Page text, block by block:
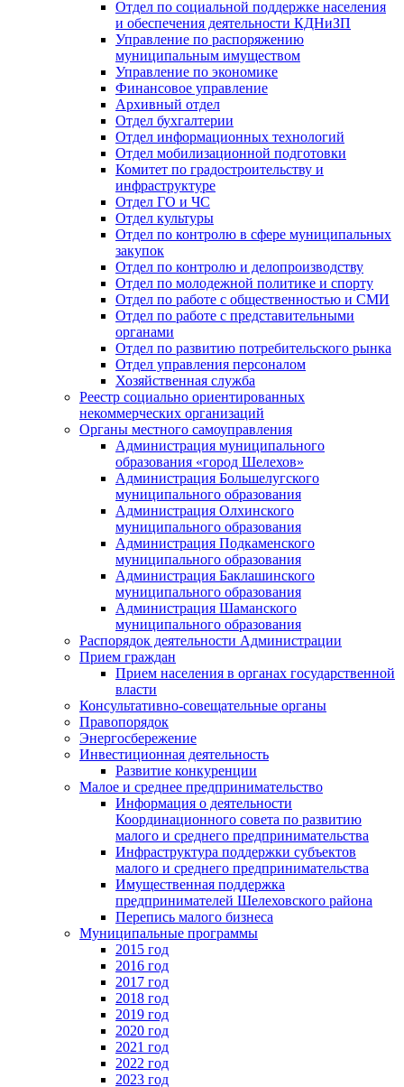
Отдел по социальной поддержке населения
и обеспечения деятельности КДНиЗП
Управление по распоряжению
муниципальным имуществом
Управление по экономике
Финансовое управление
Архивный отдел
Отдел бухгалтерии
Отдел информационных технологий
Отдел мобилизационной подготовки
Комитет по градостроительству и
инфраструктуре
Отдел ГО и ЧС
Отдел культуры
Отдел по контролю в сфере муниципальных
закупок
Отдел по контролю и делопроизводству
Отдел по молодежной политике и спорту
Отдел по работе с общественностью и СМИ
Отдел по работе с представительными
органами
Отдел по развитию потребительского рынка
Отдел управления персоналом
Хозяйственная служба
Реестр социально ориентированных
некоммерческих организаций
Органы местного самоуправления
Администрация муниципального
образования «город Шелехов»
Администрация Большелугского
муниципального образования
Администрация Олхинского
муниципального образования
Администрация Подкаменского
муниципального образования
Администрация Баклашинского
муниципального образования
Администрация Шаманского
муниципального образования
Распорядок деятельности Администрации
Прием граждан
Прием населения в органах государственной
власти
Консультативно-совещательные органы
Правопорядок
Энергосбережение
Инвестиционная деятельность
Развитие конкуренции
Малое и среднее предпринимательство
Информация о деятельности
Координационного совета по развитию
малого и среднего предпринимательства
Инфраструктура поддержки субъектов
малого и среднего предпринимательства
Имущественная поддержка
предпринимателей Шелеховского района
Перепись малого бизнеса
Муниципальные программы
2015 год
2016 год
2017 год
2018 год
2019 год
2020 год
2021 год
2022 год
2023 год